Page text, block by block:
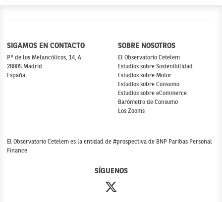
SIGAMOS EN CONTACTO
P.º de los Melancólicos, 14, A
28005 Madrid
España
SOBRE NOSOTROS
El Observatorio Cetelem
Estudios sobre Sostenibilidad
Estudios sobre Motor
Estudios sobre Consumo
Estudios sobre eCommerce
Barómetro de Consumo
Los Zooms
SÍGUENOS
El Observatorio Cetelem es la entidad de #prospectiva de BNP Paribas Personal
Finance